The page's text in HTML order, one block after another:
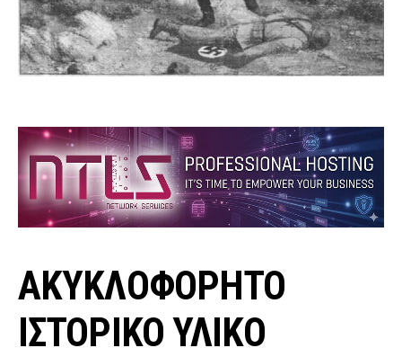
ΑΚΥΚΛΟΦΟΡΗΤΟ
ΙΣΤΟΡΙΚΟ ΥΛΙΚΟ